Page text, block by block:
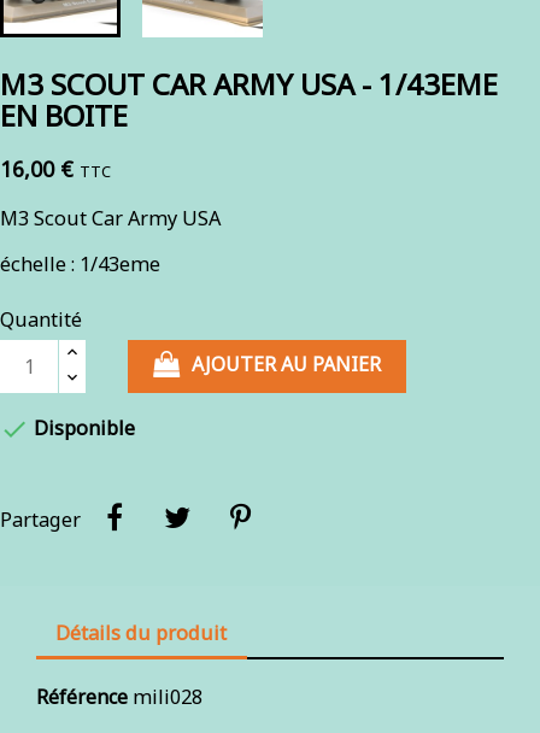
M3 SCOUT CAR ARMY USA - 1/43EME
EN BOITE
16,00 € TTC
M3 Scout Car Army USA
échelle : 1/43eme
Quantité
AJOUTER AU PANIER
 Disponible
Partager
Détails du produit
Référence mili028